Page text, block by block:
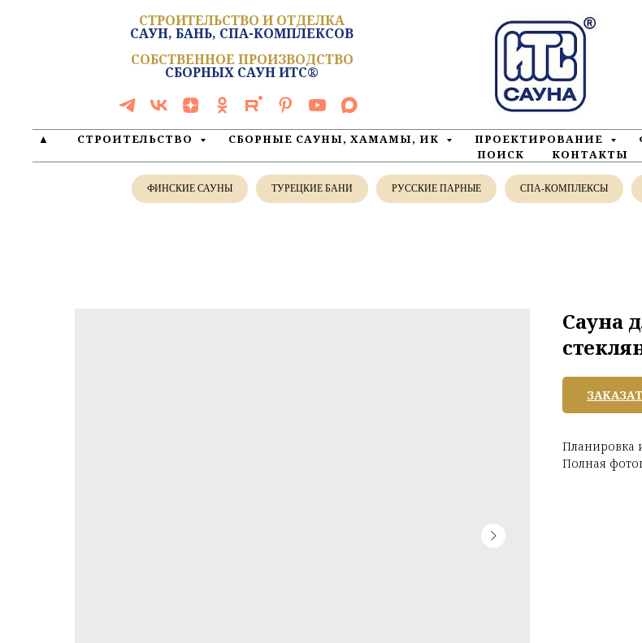
СТРОИТЕЛЬСТВО И ОТДЕЛКА
САУН, БАНЬ, СПА-КОМПЛЕКСОВ
СОБСТВЕННОЕ ПРОИЗВОДСТВО
СБОРНЫХ САУН ИТС®
▲ СТРОИТЕЛЬСТВО СБОРНЫЕ САУНЫ, ХАМАМЫ, ИК ПРОЕКТИРОВАНИЕ
ПОИСК
КОНТАКТЫ
ФИНСКИЕ САУНЫ ТУРЕЦКИЕ БАНИ РУССКИЕ ПАРНЫЕ СПА-КОМПЛЕКСЫ
Сауна
Планировка
Полная